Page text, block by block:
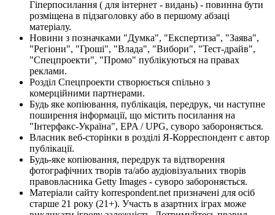
Гіперпосилання ( для інтернет - видань) - повинна бути
розміщена в підзаголовку або в першому абзаці
матеріалу.
Новини з позначками "Думка", "Експертиза", "Заява",
"Регіони", "Гроші", "Влада", "Вибори", "Тест-драйв",
"Спецпроекти", "Промо" публікуються на правах
реклами.
Розділ Спецпроекти створюється спільно з
комерційними партнерами.
Будь яке копіювання, публікація, передрук, чи наступне
поширення інформації, що містить посилання на
"Інтерфакс-Україна", EPA / UPG, суворо забороняється.
Власник веб-сторінки в розділі Я-Корреспондент є автор
публікації.
Будь-яке копіювання, передрук та відтворення
фотографічних творів та/або аудіовізуальних творів
правовласника Getty Images - суворо забороняється.
Матеріали сайту korrespondent.net призначені для осіб
старше 21 року (21+). Участь в азартних іграх може